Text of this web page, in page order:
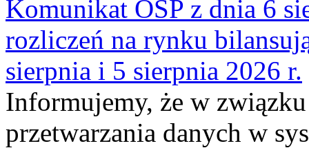
Komunikat OSP z dnia 6
rozliczeń na rynku
sierpnia i 5 sierpnia 2026 r.
Informujemy, że w
przetwarzania danych w